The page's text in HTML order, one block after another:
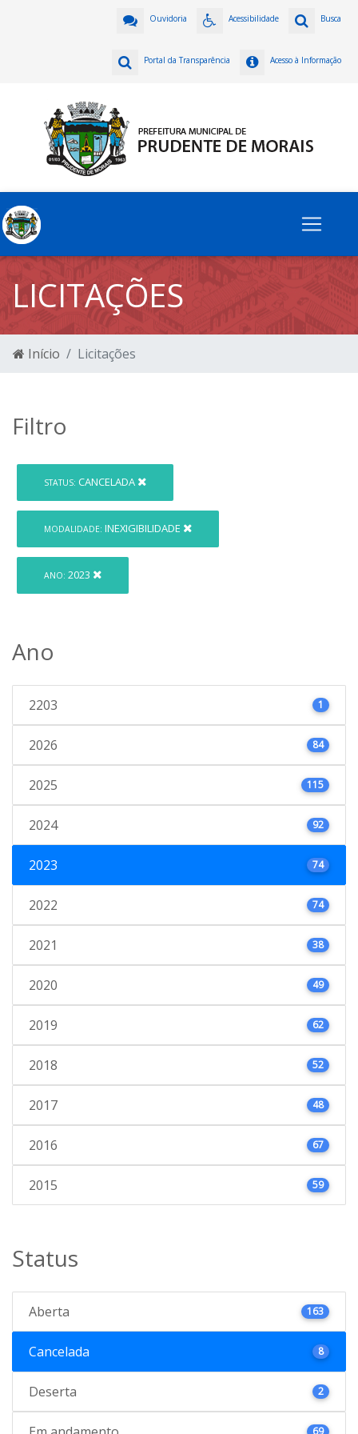
Busca
Acessibilidade
Ouvidoria
Acesso à Informação
Portal da Transparência
LICITAÇÕES
Início Licitações
Filtro
STATUS: CANCELADA
MODALIDADE: INEXIGIBILIDADE
ANO: 2023
Ano
2203 1
2026 84
2025 115
2024 92
2023 74
2022 74
2021 38
2020 49
2019 62
2018 52
2017 48
2016 67
2015 59
Status
Aberta 163
Cancelada 8
Deserta 2
69